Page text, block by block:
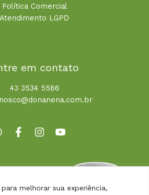
melhorar sua experiência,
Política Comercial
Atendimento LGPD
em contato
43 3534 5586